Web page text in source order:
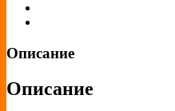
Описание
Описание